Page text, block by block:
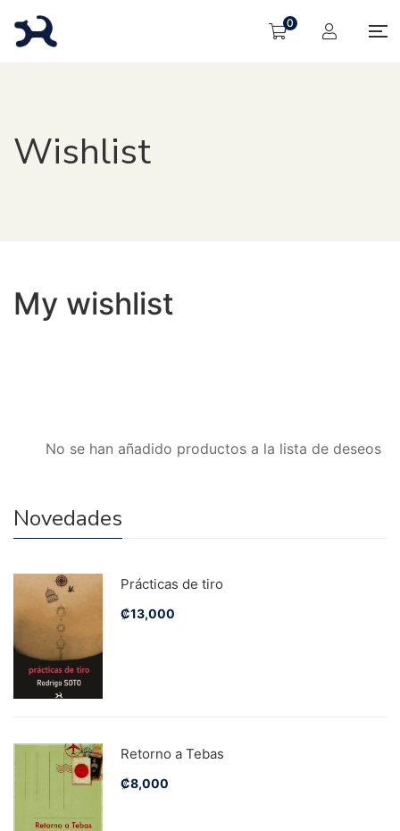
0
Wishlist
My wishlist
No se han añadido productos a la lista de deseos
Novedades
Prácticas de tiro
₡13,000
Retorno a Tebas
₡8,000